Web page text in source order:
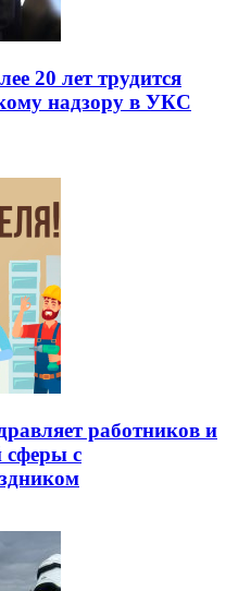
20 лет трудится
надзору в УКС
работников и
сферы с